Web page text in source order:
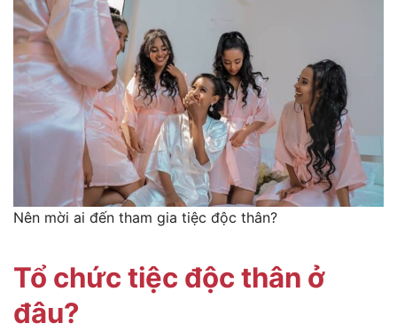
Nên mời ai đến tham gia tiệc độc thân?
Tổ chức tiệc độc thân ở
đâu?